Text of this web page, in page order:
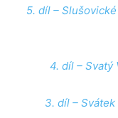
5. díl –
4. díl – Svatý
3. díl –